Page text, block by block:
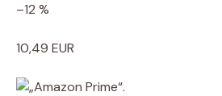
–12 %
10,49 EUR